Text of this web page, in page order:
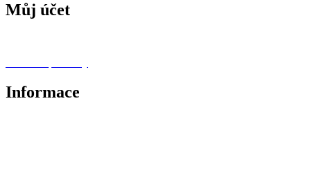
Můj účet
Informace